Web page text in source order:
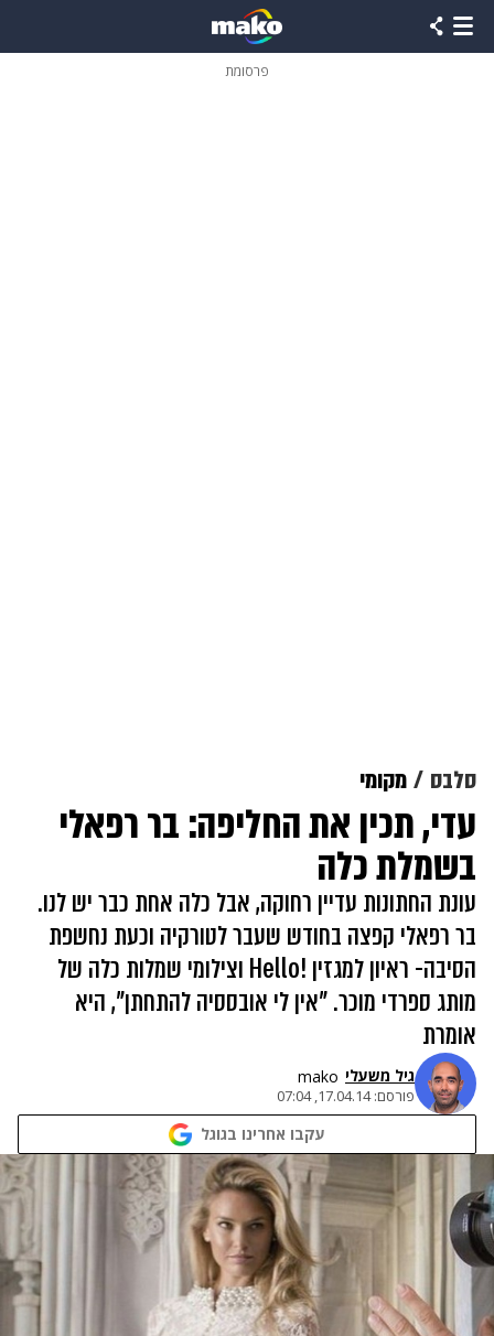
פרסומת
סלבס מקומי
עדי, תכין את החליפה: בר רפאלי
בשמלת כלה
עונת החתונות עדיין רחוקה, אבל כלה אחת כבר יש לנו.
בר רפאלי קפצה בחודש שעבר לטורקיה וכעת נחשפת
הסיבה- ראיון למגזין !Hello וצילומי שמלות כלה של
מותג ספרדי מוכר. "אין לי אובססיה להתחתן", היא
אומרת
גיל משעלי mako
פורסם:17.04.14, 07:04
עקבו אחרינו בגוגל